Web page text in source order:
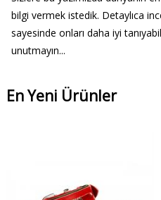
bilgi vermek istedik. Detaylıca
sayesinde onları daha iyi
unutmayın...
En Yeni Ürünler